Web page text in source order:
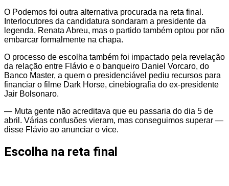
O Podemos foi outra alternativa procurada na reta final.
Interlocutores da candidatura sondaram a presidente da
legenda, Renata Abreu, mas o partido também optou por não
embarcar formalmente na chapa.
O processo de escolha também foi impactado pela revelação
da relação entre Flávio e o banqueiro Daniel Vorcaro, do
Banco Master, a quem o presidenciável pediu recursos para
financiar o filme Dark Horse, cinebiografia do ex-presidente
Jair Bolsonaro.
— Muta gente não acreditava que eu passaria do dia 5 de
abril. Várias confusões vieram, mas conseguimos superar —
disse Flávio ao anunciar o vice.
Escolha na reta final